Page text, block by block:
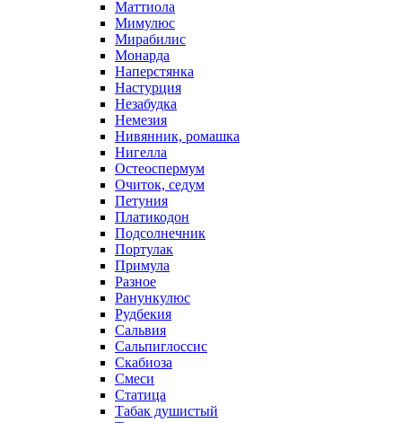
Маттиола
Мимулюс
Мирабилис
Монарда
Наперстянка
Настурция
Незабудка
Немезия
Нивянник, ромашка
Нигелла
Остеоспермум
Очиток, седум
Петуния
Платикодон
Подсолнечник
Портулак
Примула
Разное
Ранункулюс
Рудбекия
Сальвия
Сальпиглоссис
Скабиоза
Смеси
Статица
Табак душистый